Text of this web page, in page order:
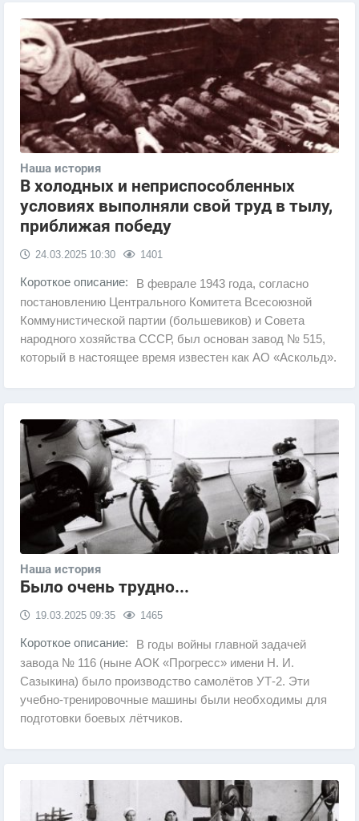
Наша история
В холодных и неприспособленных
условиях выполняли свой труд в тылу,
приближая победу
24.03.2025 10:30 1401
Короткое описание:
В феврале 1943 года, согласно
постановлению Центрального Комитета Всесоюзной
Коммунистической партии (большевиков) и Совета
народного хозяйства СССР, был основан завод № 515,
который в настоящее время известен как АО «Аскольд».
Наша история
Было очень трудно...
19.03.2025 09:35 1465
Короткое описание:
В годы войны главной задачей
завода № 116 (ныне АОК «Прогресс» имени Н. И.
Сазыкина) было производство самолётов УТ-2. Эти
учебно-тренировочные машины были необходимы для
подготовки боевых лётчиков.